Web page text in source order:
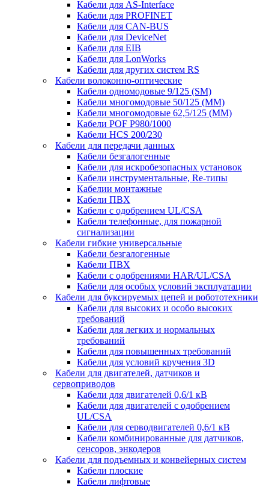
Кабели для AS-Interface
Кабели для PROFINET
Кабели для CAN-BUS
Кабели для DeviceNet
Кабели для EIB
Кабели для LonWorks
Кабели для других систем RS
Кабели волоконно-оптические
Кабели одномодовые 9/125 (SM)
Кабели многомодовые 50/125 (ММ)
Кабели многомодовые 62,5/125 (ММ)
Кабели POF P980/1000
Кабели HCS 200/230
Кабели для передачи данных
Кабели безгалогенные
Кабели для искробезопасных установок
Кабели инструментальные, Re-типы
Кабелии монтажные
Кабели ПВХ
Кабели с одобрением UL/CSA
Кабели телефонные, для пожарной
сигнализации
Кабели гибкие универсальные
Кабели безгалогенные
Кабели ПВХ
Кабели с одобрениями HAR/UL/CSA
Кабели для особых условий эксплуатации
Кабели для буксируемых цепей и робототехники
Кабели для высоких и особо высоких
требований
Кабели для легких и нормальных
требований
Кабели для повышенных требований
Кабели для условий кручения 3D
Кабели для двигателей, датчиков и
сервоприводов
Кабели для двигателей 0,6/1 кВ
Кабели для двигателей с одобрением
UL/CSA
Кабели для серводвигателей 0,6/1 кВ
Кабели комбинированные для датчиков,
cенсоров, энкодеров
Кабели для подъемных и конвейерных систем
Кабели плоские
Кабели лифтовые